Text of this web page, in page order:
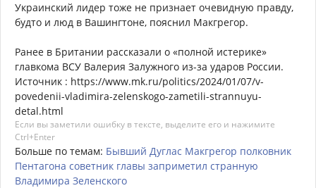
Украинский лидер тоже не признает очевидную правду,
будто и люд в Вашингтоне, пояснил Макгрегор.
Ранее в Британии рассказали о «полной истерике»
главкома ВСУ Валерия Залужного из-за ударов России.
Источник : https://www.mk.ru/politics/2024/01/07/v-
povedenii-vladimira-zelenskogo-zametili-strannuyu-
detal.html
Если вы заметили ошибку в тексте, выделите его и нажимите
Ctrl+Enter
Больше по темам: Бывший Дуглас Макгрегор полковник
Пентагона советник главы заприметил странную
Владимира Зеленского